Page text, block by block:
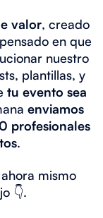
valor, creado
en que
nuestro
plantillas, y
tu evento sea
enviamos
profesionales
.
mismo
👇.